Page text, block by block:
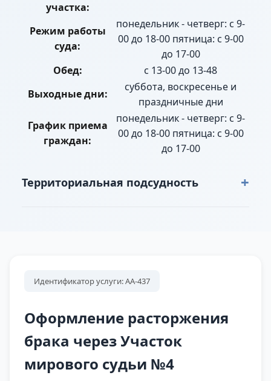
участка:
Режим работы
суда:
понедельник - четверг: с 9-
00 до 18-00 пятница: с 9-00
до 17-00
Обед:
с 13-00 до 13-48
Выходные дни:
суббота, воскресенье и
праздничные дни
График приема
граждан:
понедельник - четверг: с 9-
00 до 18-00 пятница: с 9-00
до 17-00
Территориальная подсудность +
полностью, пер. Огородный полностью, пер.
полностью, проезд Книжный полностью,
Проезд Теплоходный от ул.
Автомагистральной до ул. Пехотинцев -
полностью (четная), 3, 5, 9, 11, 13 ул.
Идентификатор услуги: АА-437
Оформление расторжения
брака через Участок
мирового судьи №4